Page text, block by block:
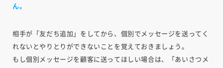
ん。
相手が「友だち追加」をしてから、個別でメッセージを送ってく
れないとやりとりができないことを覚えておきましょう。
もし個別メッセージを顧客に送ってほしい場合は、「あいさつメ